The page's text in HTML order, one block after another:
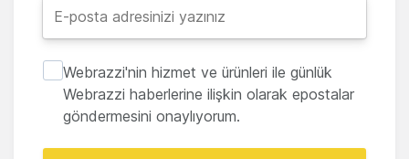
Webrazzi'nin hizmet ve ürünleri ile günlük
Webrazzi haberlerine ilişkin olarak epostalar
göndermesini onaylıyorum.